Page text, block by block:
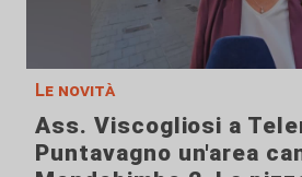
Le novità
Ass. Viscogliosi a
Puntavagno un'area